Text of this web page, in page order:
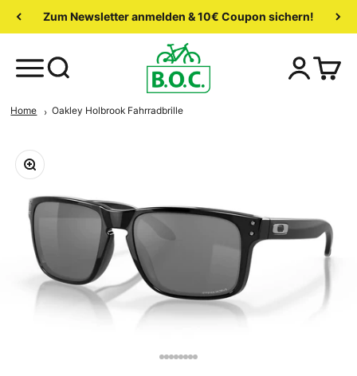
Zum Newsletter anmelden & 10€ Coupon sichern!
Home Oakley Holbrook Fahrradbrille